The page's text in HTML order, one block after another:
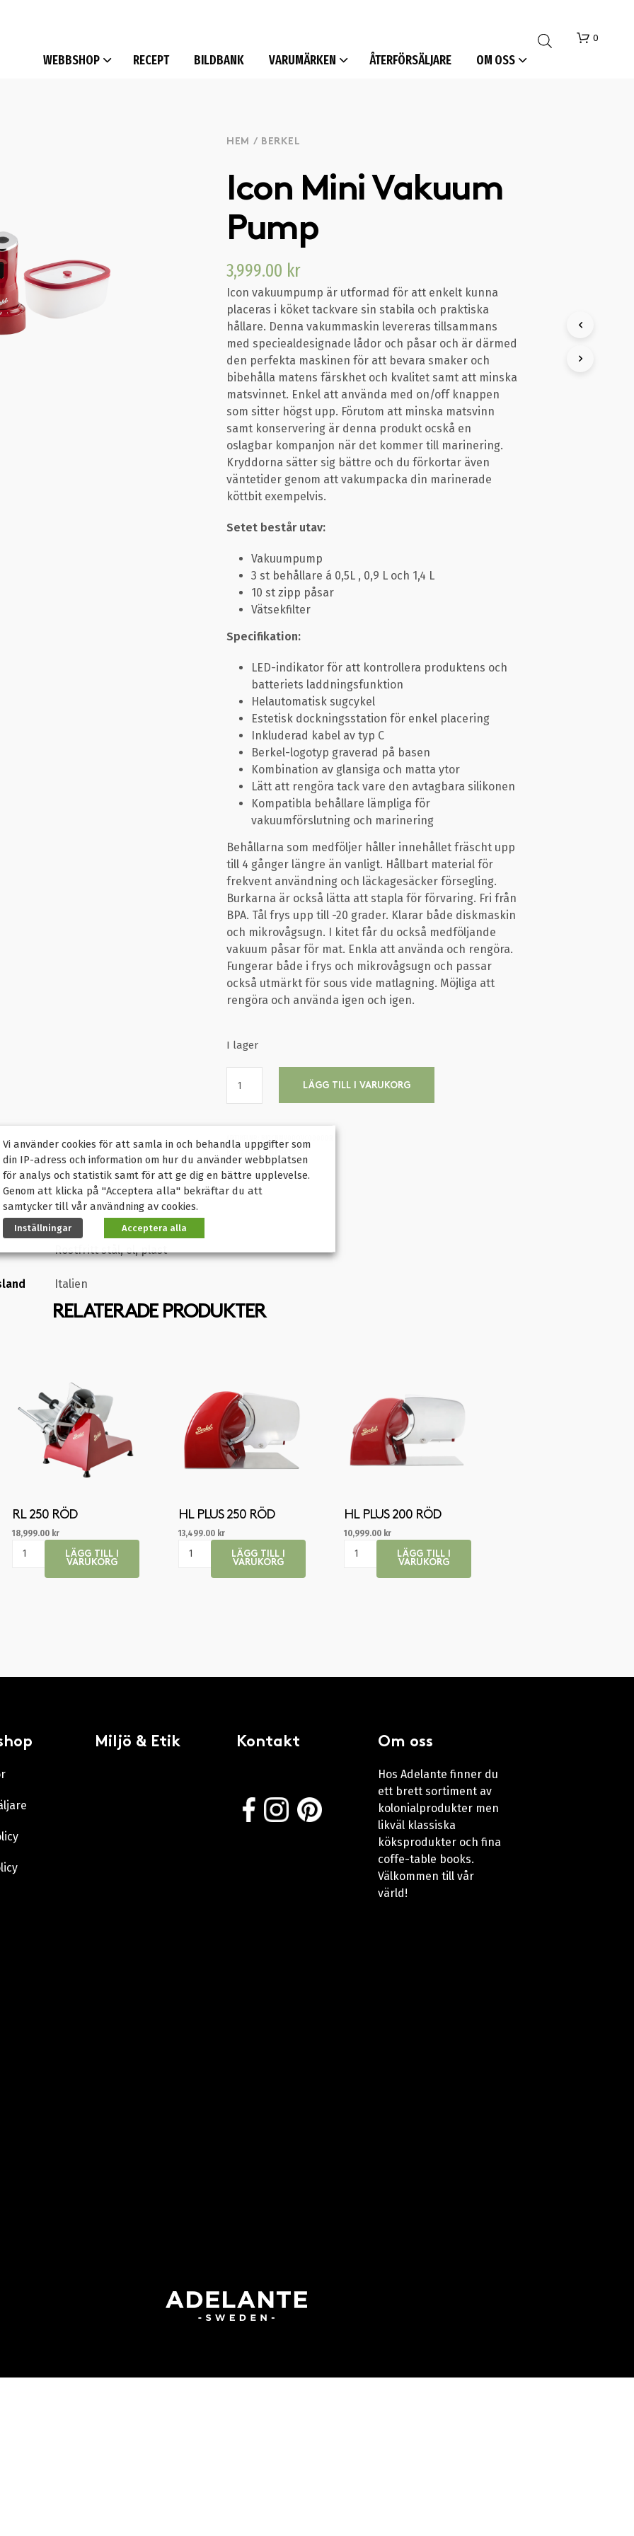
WEBBSHOP RECEPT BILDBANK VARUMÄRKEN ÅTERFÖRSÄLJARE OM OSS
0
HEM / BERKEL
Icon Mini Vakuum
Pump
3,999.00 kr
Icon vakuumpump är utformad för att enkelt kunna
placeras i köket tackvare sin stabila och praktiska
hållare. Denna vakummaskin levereras tillsammans
med speciealdesignade lådor och påsar och är därmed
den perfekta maskinen för att bevara smaker och
bibehålla matens färskhet och kvalitet samt att minska
matsvinnet. Enkel att använda med on/off knappen
som sitter högst upp. Förutom att minska matsvinn
samt konservering är denna produkt ocskå en
oslagbar kompanjon när det kommer till marinering.
Kryddorna sätter sig bättre och du förkortar även
väntetider genom att vakumpacka din marinerade
köttbit exempelvis.
Setet består utav:
Vakuumpump
3 st behållare á 0,5L , 0,9 L och 1,4 L
10 st zipp påsar
Vätsekfilter
Specifikation:
LED-indikator för att kontrollera produktens och
batteriets laddningsfunktion
Helautomatisk sugcykel
Estetisk dockningsstation för enkel placering
Inkluderad kabel av typ C
Berkel-logotyp graverad på basen
Kombination av glansiga och matta ytor
Lätt att rengöra tack vare den avtagbara silikonen
Kompatibla behållare lämpliga för
vakuumförslutning och marinering
Behållarna som medföljer håller innehållet fräscht upp
till 4 gånger längre än vanligt. Hållbart material för
frekvent användning och läckagesäcker försegling.
Burkarna är också lätta att stapla för förvaring. Fri från
BPA. Tål frys upp till -20 grader. Klarar både diskmaskin
och mikrovågsugn. I kitet får du också medföljande
vakuum påsar för mat. Enkla att använda och rengöra.
Fungerar både i frys och mikrovågsugn och passar
också utmärkt för sous vide matlagning. Möjliga att
rengöra och använda igen och igen.
I lager
LÄGG TILL I VARUKORG
ARTIKELNR: BKICNMV00QVC00000R
KATEGORI: BERKEL
Rostfritt stål, el, plast
Italien
RELATERADE PRODUKTER
RL 250 RÖD
18,999.00 kr
LÄGG TILL I
VARUKORG
HL PLUS 250 RÖD
13,499.00 kr
LÄGG TILL I
VARUKORG
HL PLUS 200 RÖD
10,999.00 kr
LÄGG TILL I
VARUKORG
Miljö & Etik Kontakt Om oss
Hos Adelante finner du
ett brett sortiment av
kolonialprodukter men
likväl klassiska
köksprodukter och fina
coffe-table books.
Välkommen till vår
värld!
Vi använder cookies för att samla in och behandla uppgifter som
din IP-adress och information om hur du använder webbplatsen
för analys och statistik samt för att ge dig en bättre upplevelse.
Genom att klicka på "Acceptera alla" bekräftar du att
samtycker till vår användning av cookies.
Inställningar Acceptera alla